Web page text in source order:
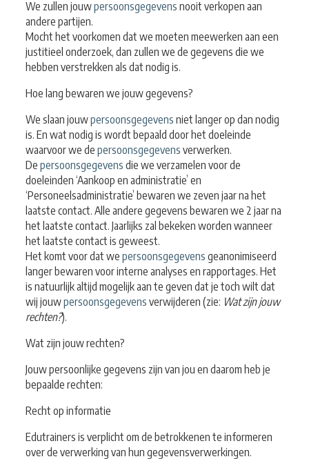
We zullen jouwpersoonsgegevens nooit verkopen aan
andere partijen.
Mocht het voorkomen dat we moeten meewerken aan een
justitieel onderzoek, dan zullen we de gegevens die we
hebben verstrekken als dat nodig is.
Hoe lang bewaren we jouw gegevens?
We slaan jouwpersoonsgegevens niet langer op dan nodig
is. En wat nodig is wordt bepaald door het doeleinde
waarvoor we de persoonsgegevens verwerken.
De persoonsgegevens die we verzamelen voor de
doeleinden ‘Aankoop en administratie’ en
‘Personeelsadministratie’ bewaren we zeven jaar na het
laatste contact. Alle andere gegevens bewaren we 2 jaar na
het laatste contact. Jaarlijks zal bekeken worden wanneer
het laatste contact is geweest.
Het komt voor dat we persoonsgegevens geanonimiseerd
langer bewaren voor interne analyses en rapportages. Het
is natuurlijk altijd mogelijk aan te geven dat je toch wilt dat
wij jouwpersoonsgegevens verwijderen (zie: Wat zijn jouw
rechten?).
Wat zijn jouw rechten?
Jouw persoonlijke gegevens zijn van jou en daarom heb je
bepaalde rechten:
Recht op informatie
Edutrainers is verplicht om de betrokkenen te informeren
over de verwerking van hun gegevensverwerkingen.